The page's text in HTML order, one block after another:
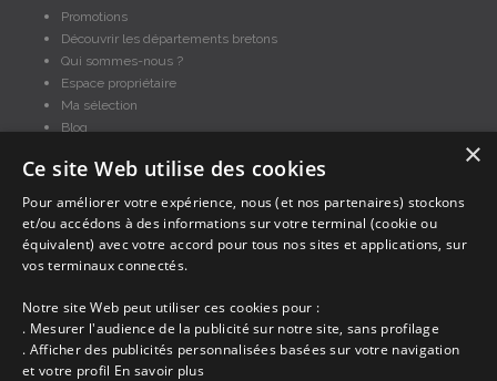
Promotions
Découvrir les départements bretons
Qui sommes-nous ?
Espace propriétaire
Ma sélection
Blog
Mentions légales
En partenariat avec Clévacances des Côtes d'Armor et du Finistère,
Clévacances est un label national de référence, réglementé par une charte
et grille de critères nationales pour certifier la qualité des hébergements
×
Ce site Web utilise des cookies
Pour améliorer votre expérience, nous (et nos partenaires) stockons
et/ou accédons à des informations sur votre terminal (cookie ou
équivalent) avec votre accord pour tous nos sites et applications, sur
vos terminaux connectés.
Notre site Web peut utiliser ces cookies pour :
. Mesurer l'audience de la publicité sur notre site, sans profilage
. Afficher des publicités personnalisées basées sur votre navigation
et votre profil En savoir plus